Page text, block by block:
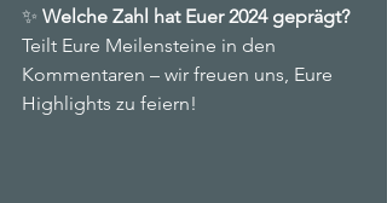
✨ Welche Zahl hat Euer 2024 geprägt?
Teilt Eure Meilensteine in den
Kommentaren – wir freuen uns, Eure
Highlights zu feiern!